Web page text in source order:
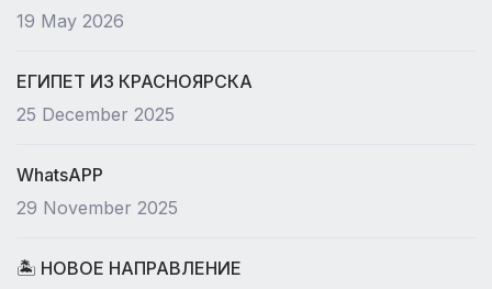
19 May 2026
ЕГИПЕТ ИЗ КРАСНОЯРСКА
25 December 2025
WhatsAPP
29 November 2025
🏝 НОВОЕ НАПРАВЛЕНИЕ